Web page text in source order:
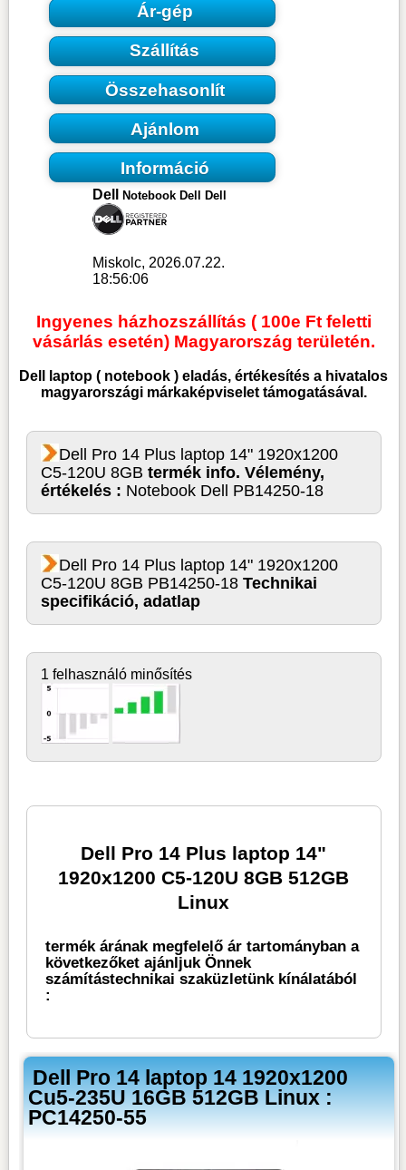
Ár-gép
Szállítás
Összehasonlít
Ajánlom
Információ
Dell Notebook Dell Dell
Miskolc, 2026.07.22.
18:56:06
Ingyenes házhozszállítás ( 100e Ft feletti
vásárlás esetén) Magyarország területén.
Dell laptop ( notebook ) eladás, értékesítés a hivatalos
magyarországi márkaképviselet támogatásával.
Dell Pro 14 Plus laptop 14" 1920x1200
C5-120U 8GBtermék info. Vélemény,
értékelés : Notebook Dell PB14250-18
Dell Pro 14 Plus laptop 14" 1920x1200
C5-120U 8GB PB14250-18Technikai
specifikáció, adatlap
1 felhasználó minősítés
Dell Pro 14 Plus laptop 14"
1920x1200 C5-120U 8GB 512GB
Linux
termék árának megfelelő ár tartományban a
következőket ajánljuk Önnek
számítástechnikai szaküzletünk kínálatából
:
Dell Pro 14 laptop 14 1920x1200
Cu5-235U 16GB 512GB Linux :
PC14250-55